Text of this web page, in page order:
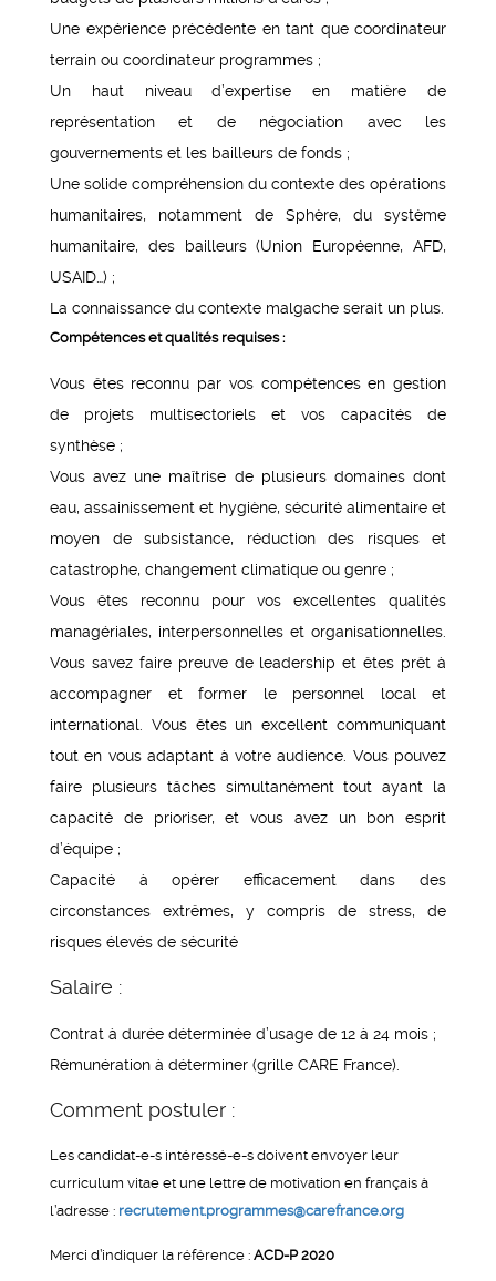
Une expérience précédente en tant que coordinateur
terrain ou coordinateur programmes ;
Un haut niveau d’expertise en matière de
représentation et de négociation avec les
gouvernements et les bailleurs de fonds ;
Une solide compréhension du contexte des opérations
humanitaires, notamment de Sphère, du système
humanitaire, des bailleurs (Union Européenne, AFD,
USAID…) ;
La connaissance du contexte malgache serait un plus.
Compétences et qualités requises :
Vous êtes reconnu par vos compétences en gestion
de projets multisectoriels et vos capacités de
synthèse ;
Vous avez une maîtrise de plusieurs domaines dont
eau, assainissement et hygiène, sécurité alimentaire et
moyen de subsistance, réduction des risques et
catastrophe, changement climatique ou genre ;
Vous êtes reconnu pour vos excellentes qualités
managériales, interpersonnelles et organisationnelles.
Vous savez faire preuve de leadership et êtes prêt à
accompagner et former le personnel local et
international. Vous êtes un excellent communiquant
tout en vous adaptant à votre audience. Vous pouvez
faire plusieurs tâches simultanément tout ayant la
capacité de prioriser, et vous avez un bon esprit
d’équipe ;
Capacité à opérer efficacement dans des
circonstances extrêmes, y compris de stress, de
risques élevés de sécurité
Salaire :
Contrat à durée déterminée d’usage de 12 à 24 mois ;
Rémunération à déterminer (grille CARE France).
Comment postuler :
Les candidat-e-s intéressé-e-s doivent envoyer leur
curriculum vitae et une lettre de motivation en français à
l’adresse : recrutement.programmes@carefrance.org
Merci d’indiquer la référence : ACD-P 2020